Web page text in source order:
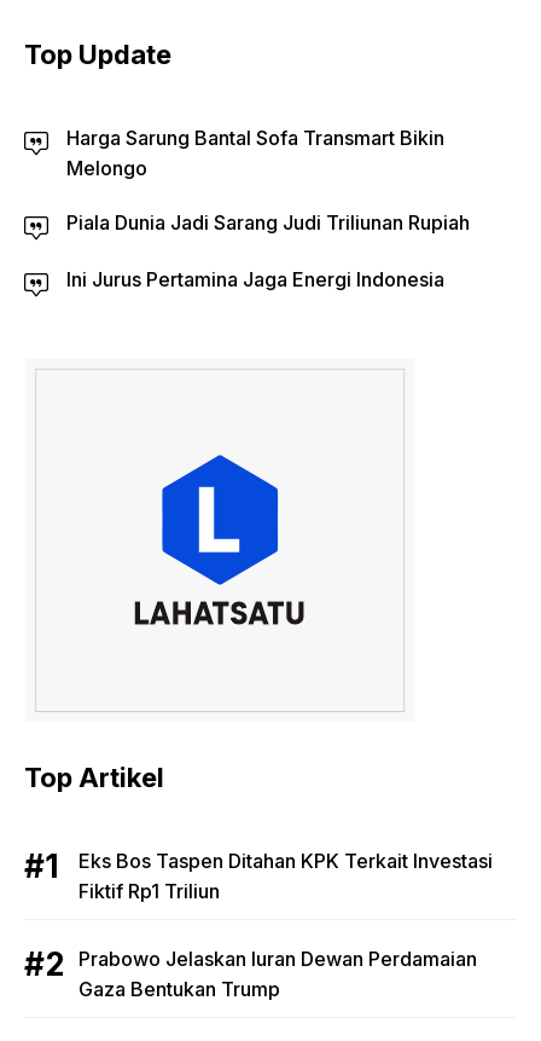
Top Update
Harga Sarung Bantal Sofa Transmart Bikin
Melongo
Piala Dunia Jadi Sarang Judi Triliunan Rupiah
Ini Jurus Pertamina Jaga Energi Indonesia
Top Artikel
Eks Bos Taspen Ditahan KPK Terkait Investasi
Fiktif Rp1 Triliun
Prabowo Jelaskan Iuran Dewan Perdamaian
Gaza Bentukan Trump